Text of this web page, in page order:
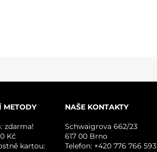
METODY
zdarma!
Kč
kartou:
NAŠE KONTAKTY
Schwaigrova 662/23
617 00 Brno
Telefon: +420 776 766 593